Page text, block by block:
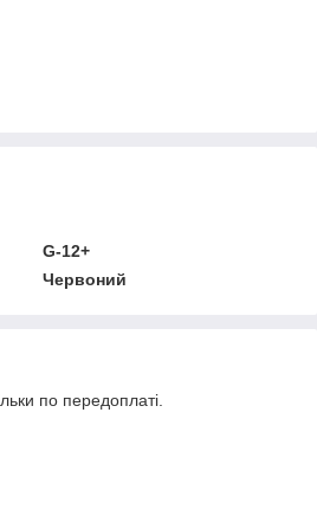
G-12+
Червоний
по передоплаті.